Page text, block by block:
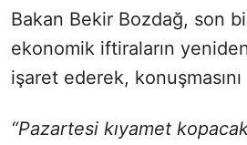
Bakan Bekir Bozdağ, son
ekonomik iftiraların yeniden
işaret ederek,
“Pazartesi kıyamet